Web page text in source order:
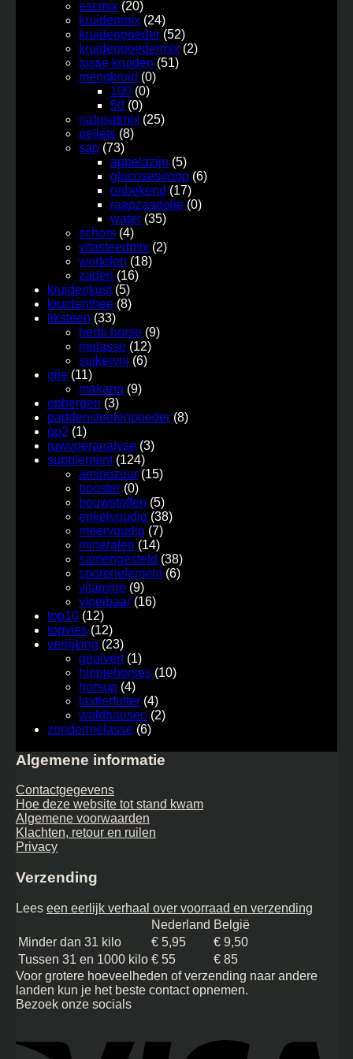
escmix (20)
kruidenmix (24)
kruidenpoeder (52)
kruidenpoedermix (2)
losse kruiden (51)
mengkruid (0)
100 (0)
50 (0)
natusatmix (25)
pellets (8)
sap (73)
appelazijn (5)
glucosesiroop (6)
onbekend (17)
raapzaadolie (0)
water (35)
schors (4)
vitasteedmix (2)
wortelen (18)
zaden (16)
kruidenkost (5)
kruidenthee (8)
liksteen (33)
herbi horse (9)
melasse (12)
suikervrij (6)
olie (11)
makana (9)
opbergen (3)
paddenstoelenpoeder (8)
pp2 (1)
ruwvoeranalyse (3)
supplement (124)
aminozuur (15)
booster (0)
bouwstoffen (5)
enkelvoudig (38)
meervoudig (7)
mineralen (14)
samengesteld (38)
sporenelement (6)
vitamine (9)
vloeibaar (16)
top10 (12)
topvies (12)
verrijking (23)
geaivert (1)
hippiehorses (10)
horsup (4)
laxtierfutter (4)
waldhausen (2)
zondermelasse (6)
Algemene informatie
Contactgegevens
Hoe deze website tot stand kwam
Algemene voorwaarden
Klachten, retour en ruilen
Privacy
Verzending
Lees een eerlijk verhaal over voorraad en verzending
Nederland België
Minder dan 31 kilo
€ 5,95
€ 9,50
Tussen 31 en 1000 kilo € 55
€ 85
Voor grotere hoeveelheden of verzending naar andere
landen kun je het beste contact opnemen.
Bezoek onze socials